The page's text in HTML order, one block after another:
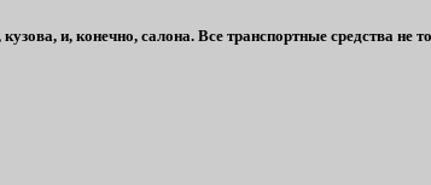
и, конечно, салона. Все транспортные средства не